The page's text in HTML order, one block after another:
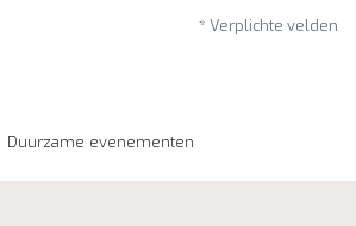
* Verplichte velden
Duurzame evenementen